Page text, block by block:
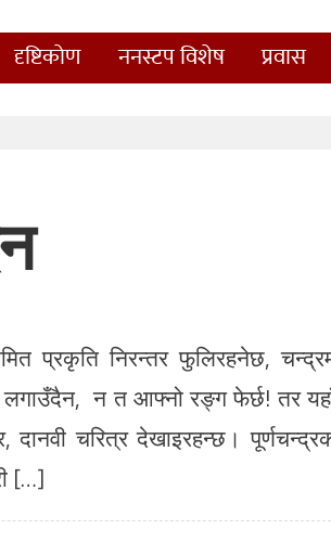
दृष्टिकोण ननस्टप विशेष प्रवास
प्रकृति निरन्तर फुलिरहनेछ,
न त आफ्नो रङ्ग फेर्छ! तर
चरित्र देखाइरहन्छ।
[…]